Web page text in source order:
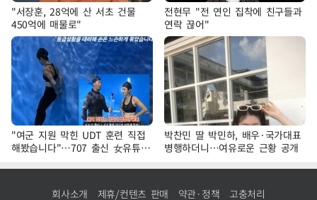
"서장훈, 28억에 산 서초 건물
450억에 매물로"
전현무 "전 연인 집착에 친구들과
연락 끊어"
"여군 지원 막힌 UDT 훈련 직접
해봤습니다"…707 출신 女유튜버
'완벽 소화'
박찬민 딸 박민하, 배우·국가대표
병행하더니…여유로운 근황 공개
회사소개 제휴/컨텐츠 판매 약관·정책 고충처리